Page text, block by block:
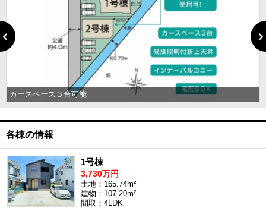
カースペース３台可能
各棟の情報
1号棟
3,730万円
土地：165.74m²
建物：107.20m²
間取：4LDK